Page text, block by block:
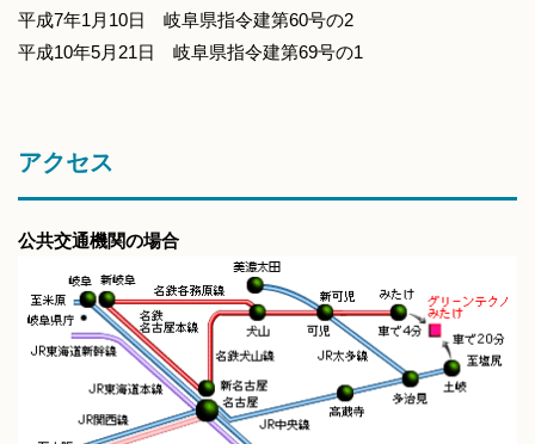
平成7年1月10日 岐阜県指令建第60号の2
平成10年5月21日 岐阜県指令建第69号の1
アクセス
公共交通機関の場合